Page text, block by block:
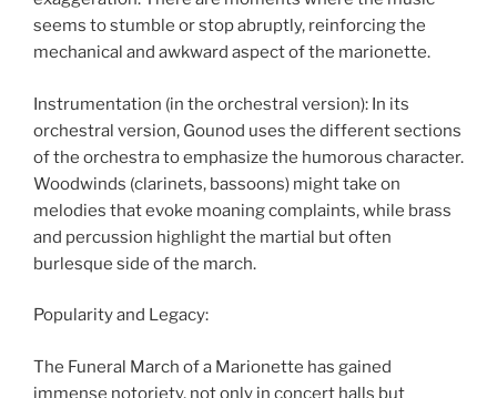
seems to stumble or stop abruptly, reinforcing the
mechanical and awkward aspect of the marionette.
Instrumentation (in the orchestral version): In its
orchestral version, Gounod uses the different sections
of the orchestra to emphasize the humorous character.
Woodwinds (clarinets, bassoons) might take on
melodies that evoke moaning complaints, while brass
and percussion highlight the martial but often
burlesque side of the march.
Popularity and Legacy:
The Funeral March of a Marionette has gained
immense notoriety, not only in concert halls but